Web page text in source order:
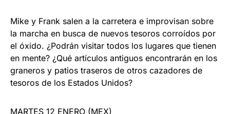
Mike y Frank salen a la carretera e improvisan sobre
la marcha en busca de nuevos tesoros corroídos por
el óxido. ¿Podrán visitar todos los lugares que tienen
en mente? ¿Qué artículos antiguos encontrarán en los
graneros y patios traseros de otros cazadores de
tesoros de los Estados Unidos?
MARTES 12 ENERO (MEX)